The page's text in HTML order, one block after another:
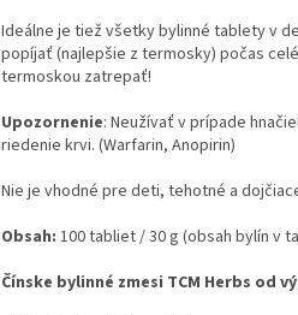
Ideálne je tiež všetky bylinné tablety v
popíjať (najlepšie z termosky) počas
termoskou zatrepať!
Upozornenie: Neužívať v prípade
riedenie krvi. (Warfarin, Anopirin)
Nie je vhodné pre deti, tehotné a
Obsah: 100 tabliet / 30 g (obsah bylín v
Čínske bylinné zmesi TCM Herbs od